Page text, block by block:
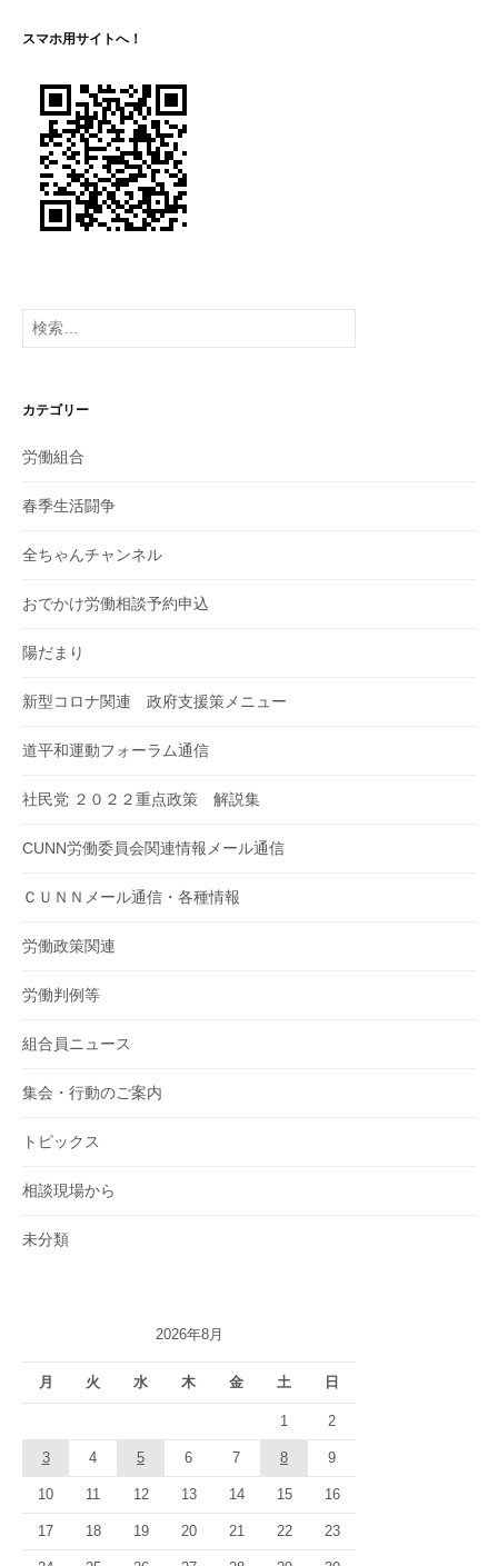
り
スマホ用サイトへ！
検
索:
カテゴリー
労働組合
春季生活闘争
全ちゃんチャンネル
おでかけ労働相談予約申込
陽だまり
新型コロナ関連 政府支援策メニュー
道平和運動フォーラム通信
社民党 ２０２２重点政策 解説集
CUNN労働委員会関連情報メール通信
ＣＵＮＮメール通信・各種情報
労働政策関連
労働判例等
組合員ニュース
集会・行動のご案内
トピックス
相談現場から
未分類
2026年8月
月 火 水 木 金 土 日
1 2
3 4 5 6 7 8 9
10 11 12 13 14 15 16
17 18 19 20 21 22 23